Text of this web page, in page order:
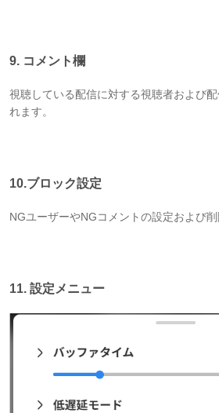
9. コメント欄
視聴している配信に対する視聴者および
れます。
10.ブロック設定
NGユーザーやNGコメントの設定および削
11. 設定メニュー